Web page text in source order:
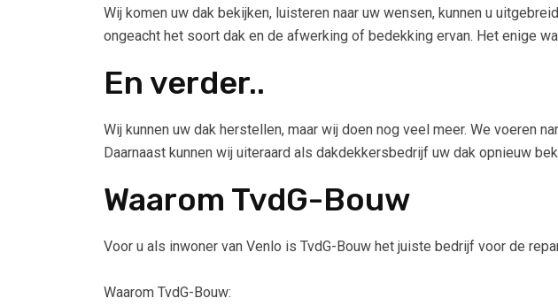
Wij komen uw dak bekijken, luisteren naar uw wensen, kunnen u
ongeacht het soort dak en de afwerking of bedekking ervan. Het enige
En verder..
Wij kunnen uw dak herstellen, maar wij doen nog veel meer. We voeren
Daarnaast kunnen wij uiteraard als dakdekkersbedrijf uw dak opnieuw
Waarom TvdG-Bouw
Voor u als inwoner van Venlo is TvdG-Bouw het juiste bedrijf voor de
Waarom TvdG-Bouw: